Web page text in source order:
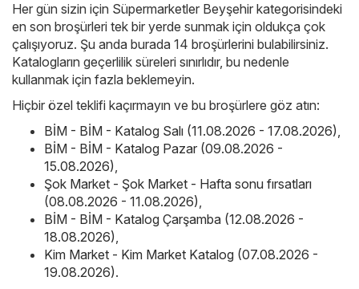
Her gün sizin için Süpermarketler Beyşehir kategorisindeki
en son broşürleri tek bir yerde sunmak için oldukça çok
çalışıyoruz. Şu anda burada 14 broşürlerini bulabilirsiniz.
Katalogların geçerlilik süreleri sınırlıdır, bu nedenle
kullanmak için fazla beklemeyin.
Hiçbir özel teklifi kaçırmayın ve bu broşürlere göz atın:
BİM - BİM - Katalog Salı (11.08.2026 - 17.08.2026),
BİM - BİM - Katalog Pazar (09.08.2026 -
15.08.2026),
Şok Market - Şok Market - Hafta sonu fırsatları
(08.08.2026 - 11.08.2026),
BİM - BİM - Katalog Çarşamba (12.08.2026 -
18.08.2026),
Kim Market - Kim Market Katalog (07.08.2026 -
19.08.2026).